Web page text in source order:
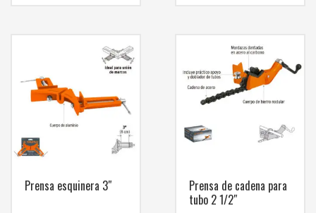
Prensa esquinera 3″
Prensa de cadena para
tubo 2 1/2″